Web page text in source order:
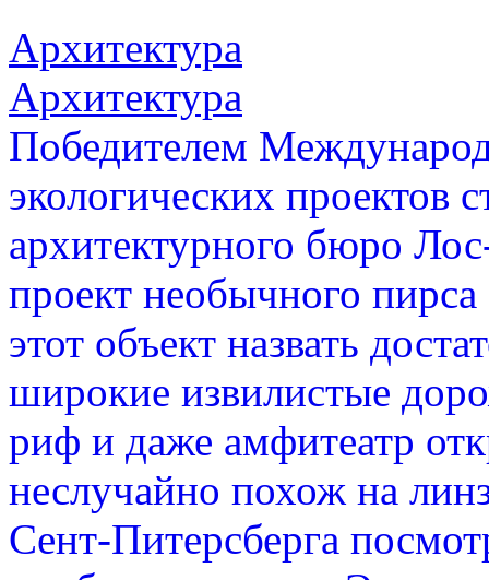
Архитектура
Архитектура
Победителем
экологических проектов
архитектурного бюро
проект необычного
этот объект назвать
широкие извилистые
риф и даже амфитеатр
неслучайно похож на
Сент-Питерсберга